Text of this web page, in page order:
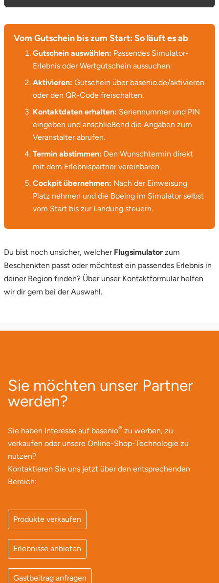
Vom Gutschein bis zum Start: So läuft es ab
Gutschein auswählen: Passendes Simulator-
Erlebnis oder Wertgutschein aussuchen.
Aktivieren: Gutschein über basenio.de/aktivieren
oder den QR-Code freischalten.
Kontaktdaten erhalten: Seriennummer und PIN
eingeben und anschließend die Angaben zum
Veranstalter abrufen.
Termin abstimmen: Den Wunschtermin direkt
mit dem Erlebnispartner vereinbaren.
Cockpit übernehmen: Nach der Einweisung
Platz nehmen und die Boeing im Simulator selbst
vom Start bis zur Landung steuern.
Du bist noch unsicher, welcher Flugsimulator zum
Beschenkten passt oder möchtest ein passendes Erlebnis in
deiner Region finden? Über unser Kontaktformularhelfen
wir dir gern bei der Auswahl.
Sie möchten unser Partner
werden?
Sie haben Interesse auf basenio® zu werben, zu
verkaufen oder unsere Online-Shop-Technologie zu
nutzen?
Kontaktieren Sie uns jetzt über den entsprechenden
Bereich:
Produkte verkaufen
Erlebnisse anbieten
Gastbeitrag anfragen